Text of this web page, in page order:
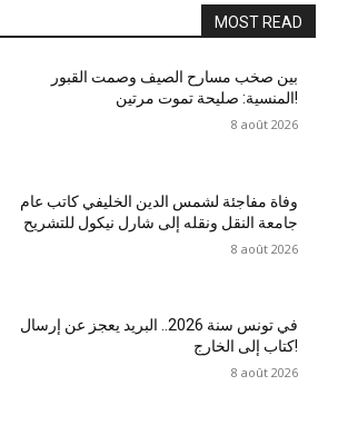
MOST READ
بين صخب مسارح الصيف وصمت القبور
المنسية: صليحة تموت مرتين!
8 août 2026
وفاة مفاجئة لشمس الدين الخليفي كاتب عام
جامعة النقل ونقله إلى شارل نيكول للتشريح
8 août 2026
في تونس سنة 2026.. البريد يعجز عن إرسال
كتاب إلى الخارج!
8 août 2026